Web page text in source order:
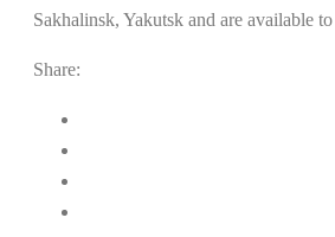
Sakhalinsk, Yakutsk and are available
Share: